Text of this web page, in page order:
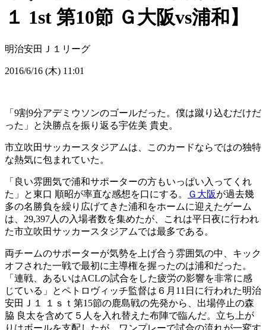
１ 1st 第10節 Ｇ大阪vs浦和】
明治安田Ｊ１リーグ
2016/6/16 (木) 11:01
「9割9分アデミウソンのゴールだった。僕は蹴り込むだけだ
った」と決勝点を振り返る宇佐美 貴史。
市立吹田サッカースタジアムは、このカードならではの独特
な熱気に包まれていた。
「良い雰囲気で浦和サポーターの方もいっぱい入ってくれ
た」と東口 順昭が率直な感想を口にする。
Ｇ大阪が過去幾
多の名勝負を繰り広げてきた浦和をホームに迎えたゲーム
は、29,397人の入場者数を集めたが、これは平日夜に行われ
た市立吹田サッカースタジアムでは最多である。
両チームのサポーターが気勢を上げ合う雰囲気の中、キック
オフされた一戦で最初に主導権を握ったのは浦和だった。
「連戦、あるいはACLの試合をした疲労の影響を非常に感
じている」とペトロヴィッチ監督は６月11日に行われた明治
安田Ｊ１ １ｓｔ第15節の鹿島戦の先発から、出場停止の森
脇 良太を含めて５人を入れ替えた布陣で臨んだ。立ち上が